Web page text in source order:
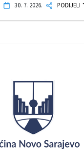
30. 7. 2026. PODIJELI